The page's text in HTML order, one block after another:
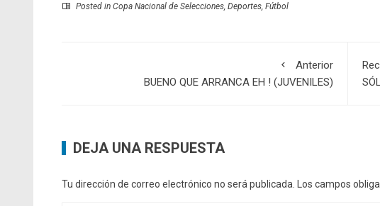
Posted in Copa Nacional de Selecciones Deportes Fútbol
Anterior
BUENO QUE ARRANCA EH ! (JUVENILES)
DEJA UNA RESPUESTA
Tu dirección de correo electrónico no será publicada. Los campos